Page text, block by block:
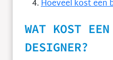
Hoeveel kost een
WAT KOST
DESIGNER?